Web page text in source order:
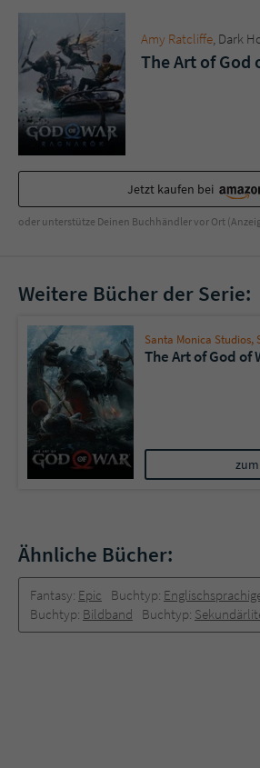
Amy Ratcliffe, Dark
The Art of God
Jetzt kaufen bei
oder unterstütze Deinen Buchhändler vor Ort
Weitere Bücher der Serie:
Santa Monica Studios,
The Art of God of
Ähnliche Bücher:
Fantasy: Epic Buchtyp:
Buchtyp: Bildband Buchtyp: